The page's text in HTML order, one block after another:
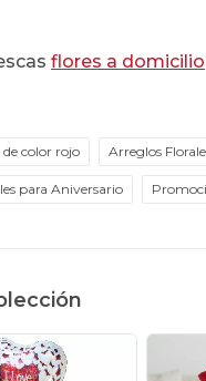
flores a domicilio
color rojo Arreglos
para Aniversario